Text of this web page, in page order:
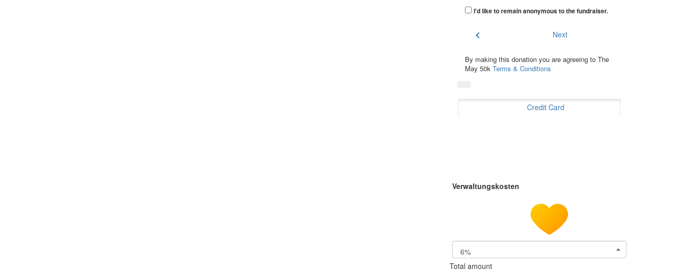
I'd like to remain anonymous to the fundraiser.
chevron_left Next
By making this donation you are agreeing to The
May 50k Terms & Conditions
Credit Card
Verwaltungskosten
6%
Total amount